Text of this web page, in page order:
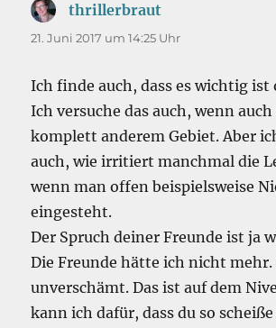
thrillerbraut
21. Juni 2017 um 14:25 Uhr
Ich finde auch, dass es wichtig ist
Ich versuche das auch, wenn
komplett anderem Gebiet. Aber
auch, wie irritiert manchmal die
wenn man offen beispielsweise
eingesteht.
Der Spruch deiner Freunde ist ja
Die Freunde hätte ich nicht mehr.
unverschämt. Das ist auf dem
kann ich dafür, dass du so